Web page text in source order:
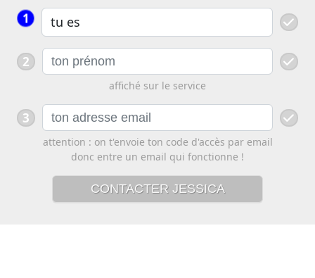
1
2
affiché sur le service
3
attention : on t'envoie ton code d'accès par email
donc entre un email qui fonctionne !
CONTACTER JESSICA